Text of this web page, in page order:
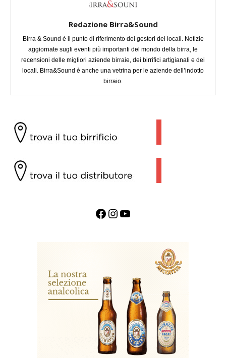
Redazione Birra&Sound
Birra & Sound è il punto di riferimento dei gestori dei locali. Notizie
aggiornate sugli eventi più importanti del mondo della birra, le
recensioni delle migliori aziende birraie, dei birrifici artigianali e dei
locali. Birra&Sound è anche una vetrina per le aziende dell’indotto
birraio.
Facebook InstagramYouTube